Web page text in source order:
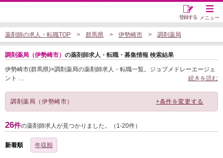
メニュー
登録する
薬剤師の求人・転職TOP 群馬県 伊勢崎市 調剤薬局
調剤薬局（伊勢崎市） の薬剤師求人・転職・募集情報 検索結果
伊勢崎市(群馬県)×調剤薬局の薬剤師求人・転職一覧。ジョブメドレーエージェ
ント … 続きを読む
調剤薬局（伊勢崎市） +条件を変更する
26件の薬剤師求人が見つかりました。（1-20件）
新着順 年収順